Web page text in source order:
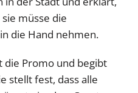
müsse die
die Hand nehmen.
Promo und begibt
stellt fest, dass alle